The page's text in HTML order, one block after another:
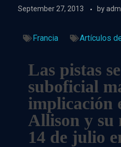
September 27, 2013 by
Francia Artículos
Las pistas
suboficial
implicación
Allison y su
14 de julio